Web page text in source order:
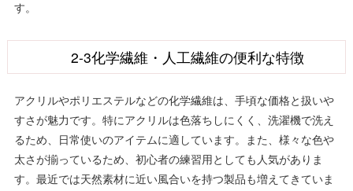
す。
2-3化学繊維・人工繊維の便利な特徴
アクリルやポリエステルなどの化学繊維は、手頃な価格と扱いや
すさが魅力です。特にアクリルは色落ちしにくく、洗濯機で洗え
るため、日常使いのアイテムに適しています。また、様々な色や
太さが揃っているため、初心者の練習用としても人気がありま
す。最近では天然素材に近い風合いを持つ製品も増えてきていま